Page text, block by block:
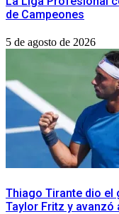
de Campeones
5 de agosto de 2026
Thiago Tirante dio el
Taylor Fritz y avanzó